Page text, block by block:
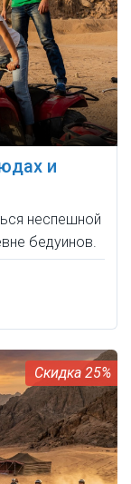
и
неспешной
бедуинов.
25%